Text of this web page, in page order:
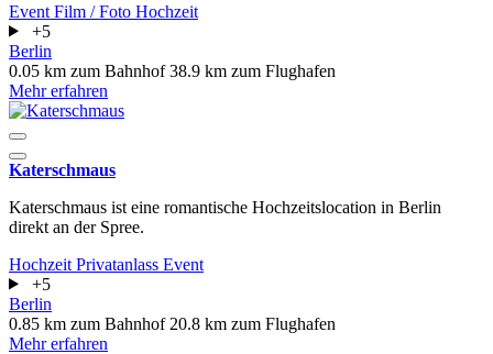
Event Film / Foto Hochzeit
+5
Berlin
0.05 km zum Bahnhof38.9 km zum Flughafen
Mehr erfahren
Katerschmaus
Katerschmaus ist eine romantische Hochzeitslocation in Berlin
direkt an der Spree.
Hochzeit Privatanlass Event
+5
Berlin
0.85 km zum Bahnhof 20.8 km zum Flughafen
Mehr erfahren